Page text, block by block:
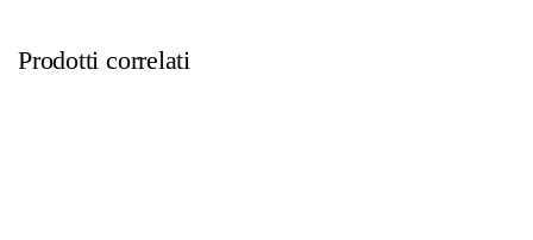
Prodotti correlati